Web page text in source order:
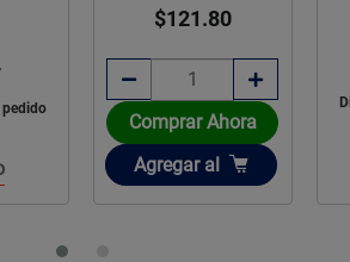
$66.99
Disponible sobre pedido
Agotado